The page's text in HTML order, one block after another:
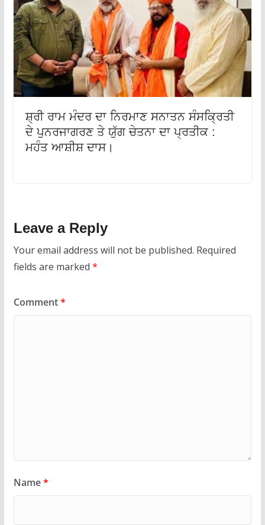
ਸ਼੍ਰੀ ਰਾਮ ਮੰਦਰ ਦਾ ਨਿਰਮਾਣ ਸਨਾਤਨ ਸੰਸਕ੍ਰਿਤੀ
ਦੇ ਪੁਨਰਜਾਗਰਣ ਤੇ ਯੁੱਗ ਚੇਤਨਾ ਦਾ ਪ੍ਰਤੀਕ :
ਮਹੰਤ ਆਸ਼ੀਸ਼ ਦਾਸ।
Leave a Reply
Your email address will not be published. Required
fields are marked *
Comment*
Name*